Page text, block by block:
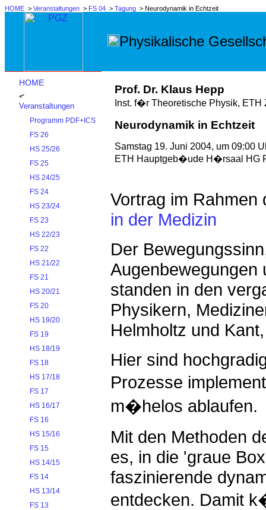
HOME > Veranstaltungen > FS 04 > Tagung > Neurodynamik in Echtzeit
Physikalische
HOME
Veranstaltungen
Programm PDF+ICS
FS 26
HS 25/26
FS 25
HS 24/25
FS 24
HS 23/24
FS 23
HS 22/23
FS 22
HS 21/22
FS 21
HS 20/21
FS 20
HS 19/20
FS 19
HS 18/19
FS 18
HS 17/18
FS 17
HS 16/17
FS 16
HS 15/16
FS 15
HS 14/15
FS 14
HS 13/14
FS 13
Prof. Dr. Klaus Hepp
Inst. f�r Theoretische Physik, ETH
Neurodynamik in Echtzeit
Samstag 19. Juni 2004, um 09:00
ETH Hauptgeb�ude H�rsaal HG
Vortrag im
in der Medizin
Der
Augenbewegungen
standen in den
Physikern,
Helmholtz und
Hier sind
Prozesse
m�helos ablaufen.
Mit den Methoden
es, in die 'graue
faszinierende
entdecken. Damit